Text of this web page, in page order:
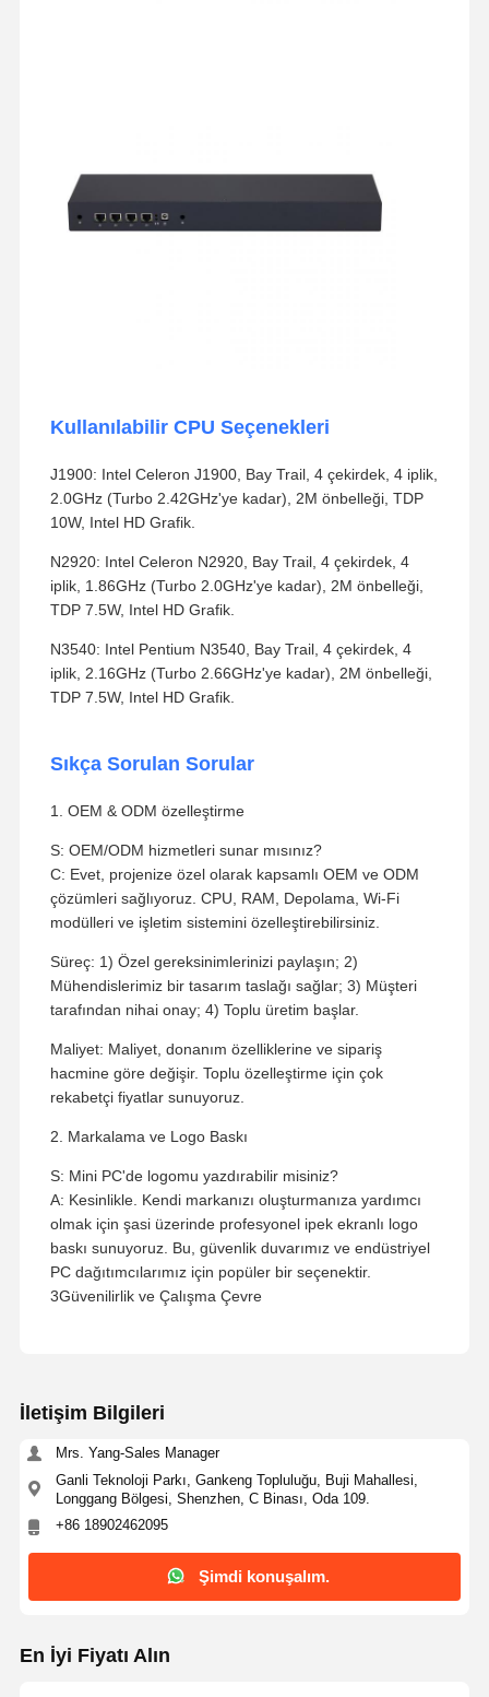
Kullanılabilir CPU Seçenekleri
J1900: Intel Celeron J1900, Bay Trail, 4 çekirdek, 4 iplik,
2.0GHz (Turbo 2.42GHz'ye kadar), 2M önbelleği, TDP
10W, Intel HD Grafik.
N2920: Intel Celeron N2920, Bay Trail, 4 çekirdek, 4
iplik, 1.86GHz (Turbo 2.0GHz'ye kadar), 2M önbelleği,
TDP 7.5W, Intel HD Grafik.
N3540: Intel Pentium N3540, Bay Trail, 4 çekirdek, 4
iplik, 2.16GHz (Turbo 2.66GHz'ye kadar), 2M önbelleği,
TDP 7.5W, Intel HD Grafik.
Sıkça Sorulan Sorular
1. OEM & ODM özelleştirme
S: OEM/ODM hizmetleri sunar mısınız?
C: Evet, projenize özel olarak kapsamlı OEM ve ODM
çözümleri sağlıyoruz. CPU, RAM, Depolama, Wi-Fi
modülleri ve işletim sistemini özelleştirebilirsiniz.
Süreç: 1) Özel gereksinimlerinizi paylaşın; 2)
Mühendislerimiz bir tasarım taslağı sağlar; 3) Müşteri
tarafından nihai onay; 4) Toplu üretim başlar.
Maliyet: Maliyet, donanım özelliklerine ve sipariş
hacmine göre değişir. Toplu özelleştirme için çok
rekabetçi fiyatlar sunuyoruz.
2. Markalama ve Logo Baskı
S: Mini PC'de logomu yazdırabilir misiniz?
A: Kesinlikle. Kendi markanızı oluşturmanıza yardımcı
olmak için şasi üzerinde profesyonel ipek ekranlı logo
baskı sunuyoruz. Bu, güvenlik duvarımız ve endüstriyel
PC dağıtımcılarımız için popüler bir seçenektir.
3Güvenilirlik ve Çalışma Çevre
İletişim Bilgileri
Mrs. Yang-Sales Manager
Ganli Teknoloji Parkı, Gankeng Topluluğu, Buji Mahallesi,
Longgang Bölgesi, Shenzhen, C Binası, Oda 109.
+86 18902462095
Şimdi konuşalım.
En İyi Fiyatı Alın